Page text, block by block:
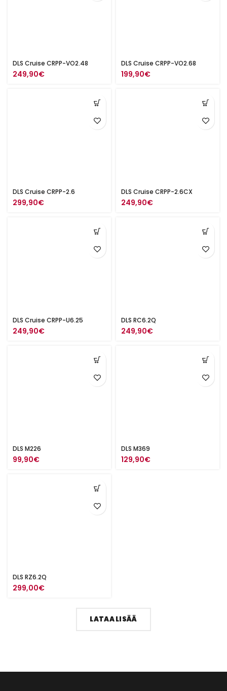
DLS Cruise CRPP-VO2.48
249,90€
DLS Cruise CRPP-VO2.68
199,90€
DLS Cruise CRPP-2.6
299,90€
DLS Cruise CRPP-2.6CX
249,90€
DLS Cruise CRPP-U6.25
249,90€
DLS RC6.2Q
249,90€
DLS M226
99,90€
DLS M369
129,90€
DLS RZ6.2Q
299,00€
LATAA LISÄÄ